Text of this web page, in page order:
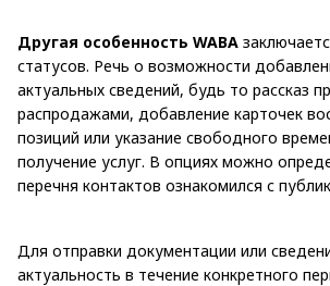
Другая особенность WABA
статусов. Речь о возможности
актуальных сведений, будь то рассказ
распродажами, добавление карточек
позиций или указание свободного
получение услуг. В опциях можно
перечня контактов ознакомился с
Для отправки документации или
актуальность в течение конкретного